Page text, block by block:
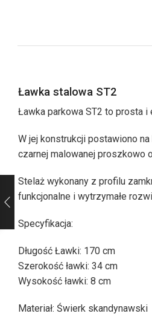
Ławka stalowa ST2
Ławka parkowa ST2 to prosta
W jej konstrukcji postawiono
czarnej malowanej proszkowo
Stelaż wykonany z profilu
funkcjonalne i wytrzymałe
Specyfikacja:
Długość Ławki: 170 cm
Szerokość ławki: 34 cm
Wysokość ławki: 8 cm
Materiał: Świerk skandynawski